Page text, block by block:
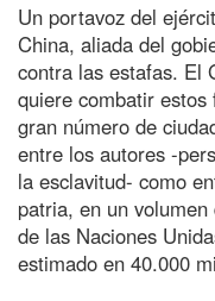
Un portavoz del
China, aliada del
contra las estafas. El
quiere combatir
gran número de
entre los autores -
la esclavitud- como
patria, en un
de las Naciones
estimado en 40.000